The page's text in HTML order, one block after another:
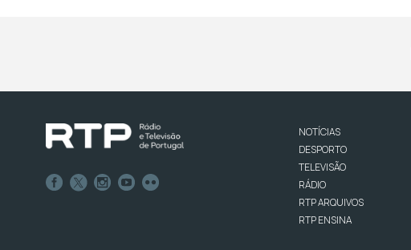
NOTÍCIAS
DESPORTO
TELEVISÃO
RÁDIO
RTP ARQUIVOS
RTP ENSINA